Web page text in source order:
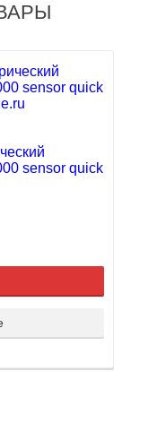
sensor quick